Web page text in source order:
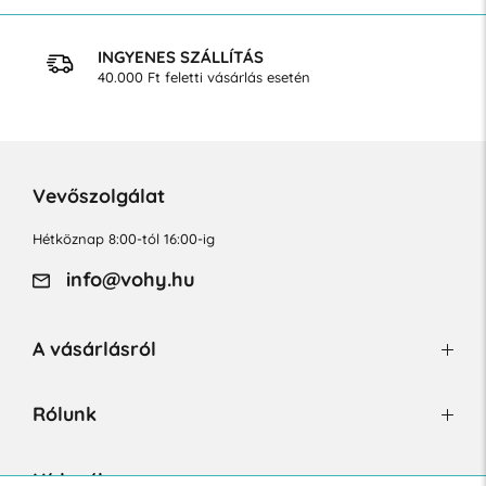
INGYENES SZÁLLÍTÁS
40.000 Ft feletti vásárlás esetén
Vevőszolgálat
Hétköznap 8:00-tól 16:00-ig
info@vohy.hu
A vásárlásról
Rólunk
Hírlevél